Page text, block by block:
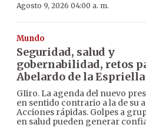
Agosto 9, 2026 04:00 a. m.
Mundo
Seguridad, salud y
gobernabilidad, retos
Abelardo de la Espriella
GIiro. La agenda del nuevo
en sentido contrario a la de su
Acciones rápidas. Golpes a
en salud pueden generar